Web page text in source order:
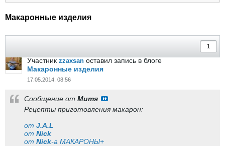
Макаронные изделия
Участник zzaxsan оставил запись в блоге
Макаронные изделия
17.05.2014, 08:56
Сообщение от Митя
Рецепты приготовления макарон:
от J.A.L
от Nick
от Nick-a МАКАРОНЫ+